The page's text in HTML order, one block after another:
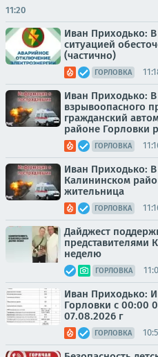
11:20
Иван Приходько:
ситуацией
(частично)
ГОРЛОВКА
Иван Приходько: В
взрывоопасного
гражданский
районе Горловки
ГОРЛОВКА
Иван Приходько:
Калининском
жительница
ГОРЛОВКА
Дайджест
представителями
неделю
ГОРЛОВКА
Иван Приходько:
Горловки с 00:00
07.08.2026 г
ГОРЛОВКА